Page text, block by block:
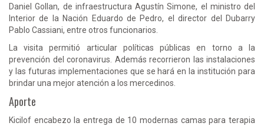
Daniel Gollan, de infraestructura Agustín Simone, el ministro del
Interior de la Nación Eduardo de Pedro, el director del Dubarry
Pablo Cassiani, entre otros funcionarios.
La visita permitió articular políticas públicas en torno a la
prevención del coronavirus. Además recorrieron las instalaciones
y las futuras implementaciones que se hará en la institución para
brindar una mejor atención a los mercedinos.
Aporte
Kicilof encabezo la entrega de 10 modernas camas para terapia